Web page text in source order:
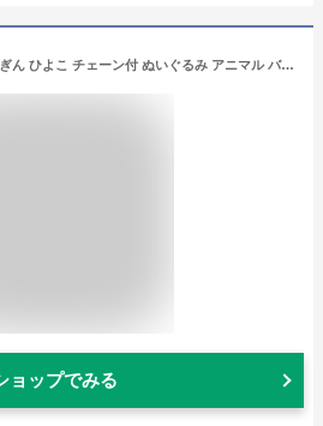
ペンギン ヒヨコ ぺんぎん ひよこ チェーン付 ぬいぐるみ アニマル バッグチャーム マスコット ストラップ 動物 キッズ 1個 doll023 GreenRoseYumi
ョップでみる